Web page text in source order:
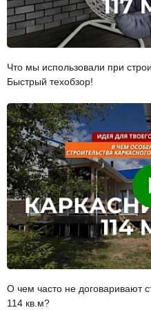
Что мы использовали при
Быстрый техобзор!
О чем часто не договаривают
114 кв.м?